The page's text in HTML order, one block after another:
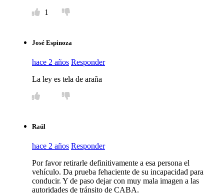
1
José Espinoza
hace 2 años Responder
La ley es tela de araña
Raúl
hace 2 años Responder
Por favor retirarle definitivamente a esa persona el
vehículo. Da prueba fehaciente de su incapacidad para
conducir. Y de paso dejar con muy mala imagen a las
autoridades de tránsito de CABA.